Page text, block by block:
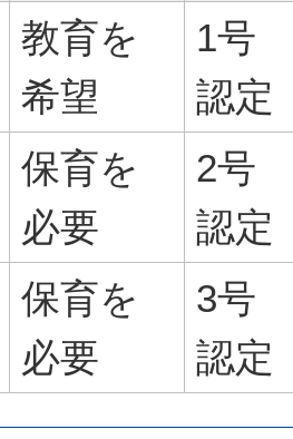
教育を
希望
1号
認定
保育を
必要
2号
認定
保育を
必要
3号
認定